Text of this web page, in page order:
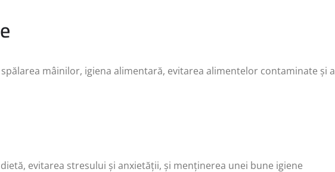
mâinilor, igiena alimentară, evitarea alimentelor contaminate și a
evitarea stresului și anxietății, și menținerea unei bune igiene